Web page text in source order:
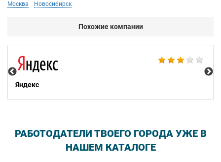
Москва Новосибирск
Похожие компании
Яндекс
РАБОТОДАТЕЛИ ТВОЕГО ГОРОДА УЖЕ В
НАШЕМ КАТАЛОГЕ